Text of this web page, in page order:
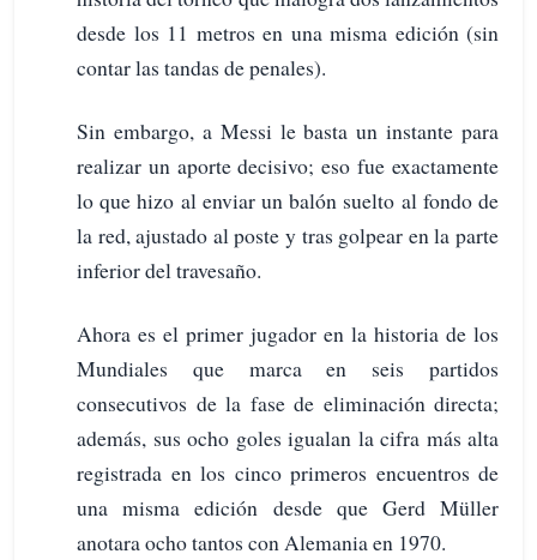
desde los 11 metros en una misma edición (sin
contar las tandas de penales).
Sin embargo, a Messi le basta un instante para
realizar un aporte decisivo; eso fue exactamente
lo que hizo al enviar un balón suelto al fondo de
la red, ajustado al poste y tras golpear en la parte
inferior del travesaño.
Ahora es el primer jugador en la historia de los
Mundiales que marca en seis partidos
consecutivos de la fase de eliminación directa;
además, sus ocho goles igualan la cifra más alta
registrada en los cinco primeros encuentros de
una misma edición desde que Gerd Müller
anotara ocho tantos con Alemania en 1970.